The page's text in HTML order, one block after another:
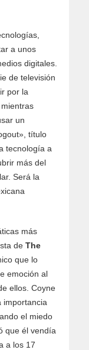
a unos
digitales.
de televisión
por la
un
título
tecnología a
más del
Será la
más
de The
que lo
emoción al
ellos. Coyne
importancia
el miedo
que él vendía
a los 17